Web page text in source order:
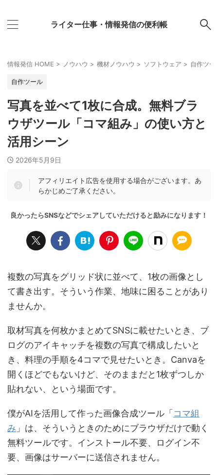
ライター仕事・情報発信の便利帳
情報発信 HOME > ノウハウ > 機材ノウハウ > ソフトウェア > 自作ツー
自作ツール
写真を並べて1枚に合成。無料ブラ
ウザツール「コマ組み」の使い方と
活用シーン
2026年5月9日
アフィリエイト広告を使用する場合がございます。あ
らかじめご了承ください。
複数の写真をグリッド状に並べて、1枚の画像とし
て書き出す。そういう作業、地味に困ることがあり
ませんか。
取材写真を何枚かまとめてSNSに載せたいとき、ブ
ログのアイキャッチを複数の写真で構成したいと
き、料理の手順を4コマで見せたいとき。Canvaを
開くほどでもないけど、そのままだと1枚ずつしか
貼れない、という場面です。
僕がAIを活用して作った画像合成ツール「 コマ組
み 」は、そういうときのためにブラウザだけで動く
無料ツールです。インストール不要、ログイン不
要、画像はサーバーに送信されません。